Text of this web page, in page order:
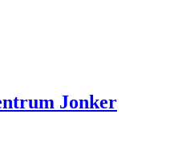
Jonker